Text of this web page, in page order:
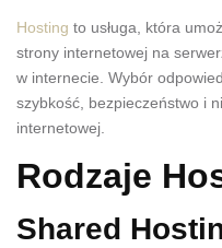
Hosting to usługa, która
strony internetowej na
w internecie. Wybór
szybkość, bezpieczeństwo i
internetowej.
Rodzaje
Shared